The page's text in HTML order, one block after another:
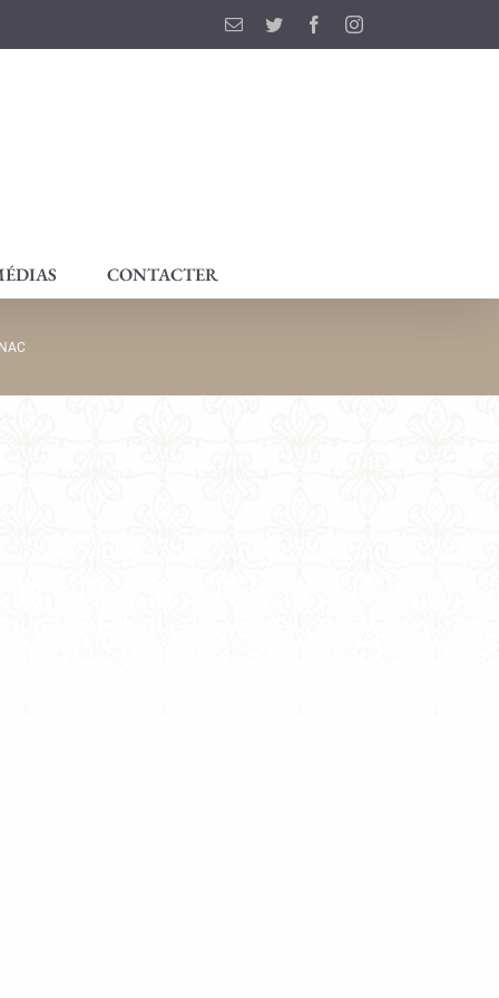
EmailTwitter FacebookInstagram
CONTACTER